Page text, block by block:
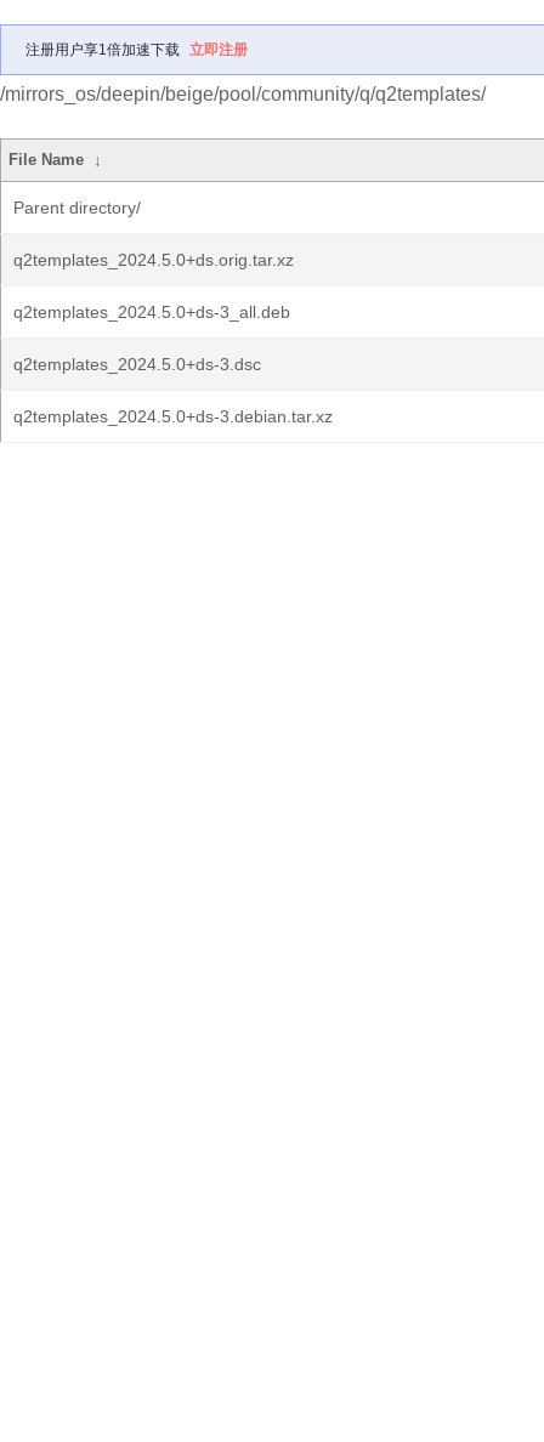
注册用户享1倍加速下载 立即注册
/mirrors_os/deepin/beige/pool/community/q/q2templates/
File Name ↓
Parent directory/
q2templates_2024.5.0+ds.orig.tar.xz
q2templates_2024.5.0+ds-3_all.deb
q2templates_2024.5.0+ds-3.dsc
q2templates_2024.5.0+ds-3.debian.tar.xz